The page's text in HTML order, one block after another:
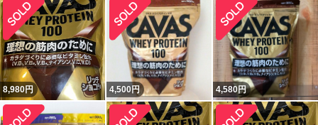
8,980円 4,500円 4,580円